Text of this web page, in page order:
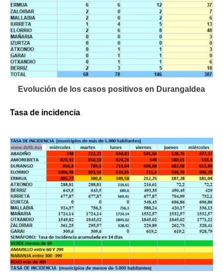
Evolución de los casos positivos en Durangaldea
Tasa de incidencia